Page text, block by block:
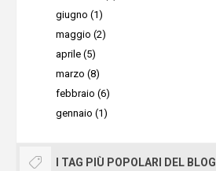
giugno (1)
maggio (2)
aprile (5)
marzo (8)
febbraio (6)
gennaio (1)
I TAG PIÙ POPOLARI DEL BLOG